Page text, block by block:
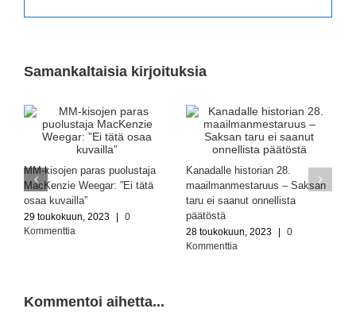
Samankaltaisia kirjoituksia
MM-kisojen paras puolustaja
MacKenzie Weegar: ”Ei tätä
osaa kuvailla”
29 toukokuun, 2023 |
0
Kommenttia
Kanadalle historian 28.
maailmanmestaruus – Saksan
taru ei saanut onnellista
päätöstä
28 toukokuun, 2023 |
0
Kommenttia
Kommentoi aihetta...